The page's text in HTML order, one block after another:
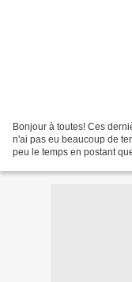
Bonjour à toutes! Ces
n'ai pas eu beaucoup de
peu le temps en postant